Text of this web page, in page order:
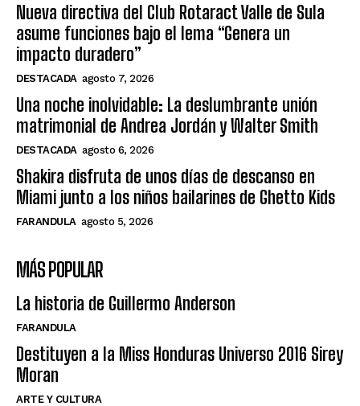
Nueva directiva del Club Rotaract Valle de Sula
asume funciones bajo el lema “Genera un
impacto duradero”
DESTACADA agosto 7, 2026
Una noche inolvidable: La deslumbrante unión
matrimonial de Andrea Jordán y Walter Smith
DESTACADA agosto 6, 2026
Shakira disfruta de unos días de descanso en
Miami junto a los niños bailarines de Ghetto Kids
FARANDULA agosto 5, 2026
MÁS POPULAR
La historia de Guillermo Anderson
FARANDULA
Destituyen a la Miss Honduras Universo 2016 Sirey
Moran
ARTE Y CULTURA